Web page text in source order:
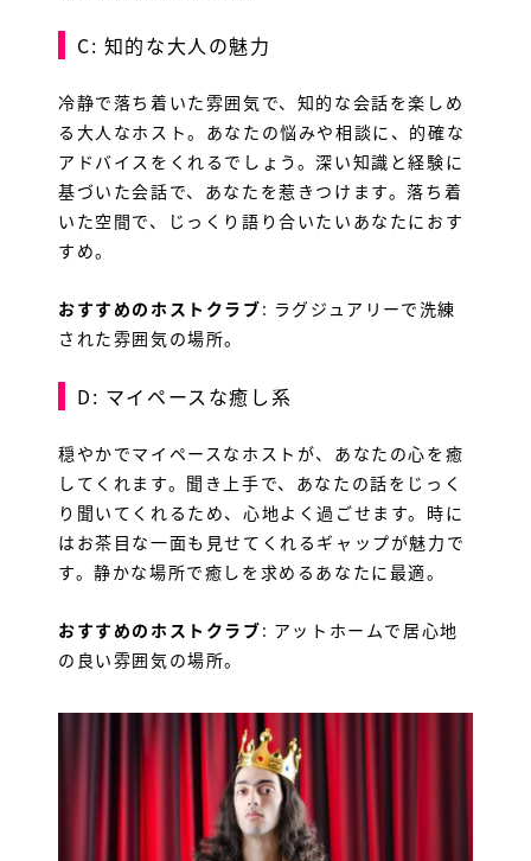
SHOP NEWS
トピックス
求人LINE
C: 知的な大人の魅力
冷静で落ち着いた雰囲気で、知的な会話を楽しめ
る大人なホスト。あなたの悩みや相談に、的確な
アドバイスをくれるでしょう。深い知識と経験に
基づいた会話で、あなたを惹きつけます。落ち着
いた空間で、じっくり語り合いたいあなたにおす
すめ。
おすすめのホストクラブ: ラグジュアリーで洗練
された雰囲気の場所。
D: マイペースな癒し系
穏やかでマイペースなホストが、あなたの心を癒
してくれます。聞き上手で、あなたの話をじっく
り聞いてくれるため、心地よく過ごせます。時に
はお茶目な一面も見せてくれるギャップが魅力で
す。静かな場所で癒しを求めるあなたに最適。
おすすめのホストクラブ: アットホームで居心地
の良い雰囲気の場所。